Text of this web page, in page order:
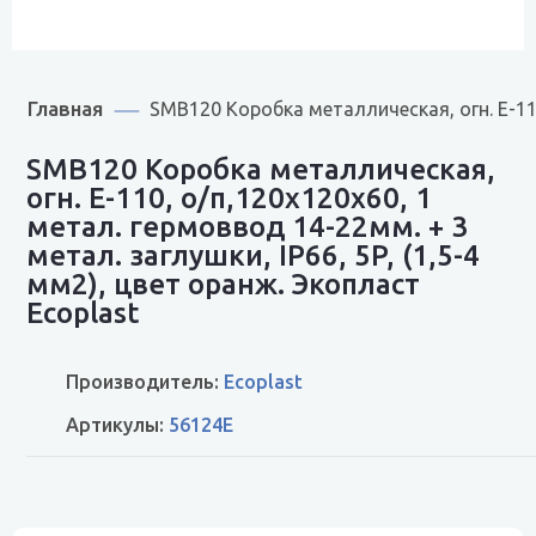
Главная SMB120 Коробка металлическая, огн. E-
SMB120 Коробка металлическая,
огн. E-110, о/п,120х120х60, 1
метал. гермоввод 14-22мм. + 3
метал. заглушки, IP66, 5P, (1,5-4
мм2), цвет оранж. Экопласт
Ecoplast
Производитель: Ecoplast
Артикулы: 56124E